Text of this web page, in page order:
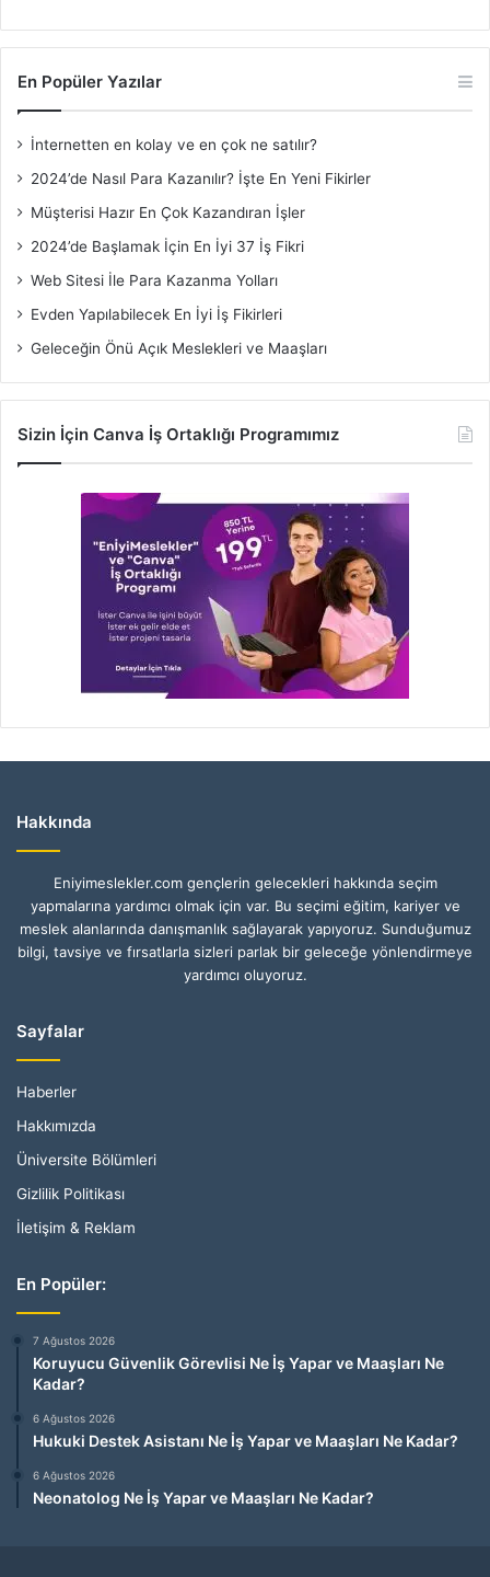
En Popüler Yazılar
İnternetten en kolay ve en çok ne satılır?
2024’de Nasıl Para Kazanılır? İşte En Yeni Fikirler
Müşterisi Hazır En Çok Kazandıran İşler
2024’de Başlamak İçin En İyi 37 İş Fikri
Web Sitesi İle Para Kazanma Yolları
Evden Yapılabilecek En İyi İş Fikirleri
Geleceğin Önü Açık Meslekleri ve Maaşları
Sizin İçin Canva İş Ortaklığı Programımız
Hakkında
Eniyimeslekler.com gençlerin gelecekleri hakkında seçim
yapmalarına yardımcı olmak için var. Bu seçimi eğitim, kariyer ve
meslek alanlarında danışmanlık sağlayarak yapıyoruz. Sunduğumuz
bilgi, tavsiye ve fırsatlarla sizleri parlak bir geleceğe yönlendirmeye
yardımcı oluyoruz.
Sayfalar
Haberler
Hakkımızda
Üniversite Bölümleri
Gizlilik Politikası
İletişim & Reklam
En Popüler:
7 Ağustos 2026
Koruyucu Güvenlik Görevlisi Ne İş Yapar ve Maaşları Ne
Kadar?
6 Ağustos 2026
Hukuki Destek Asistanı Ne İş Yapar ve Maaşları Ne Kadar?
6 Ağustos 2026
Neonatolog Ne İş Yapar ve Maaşları Ne Kadar?